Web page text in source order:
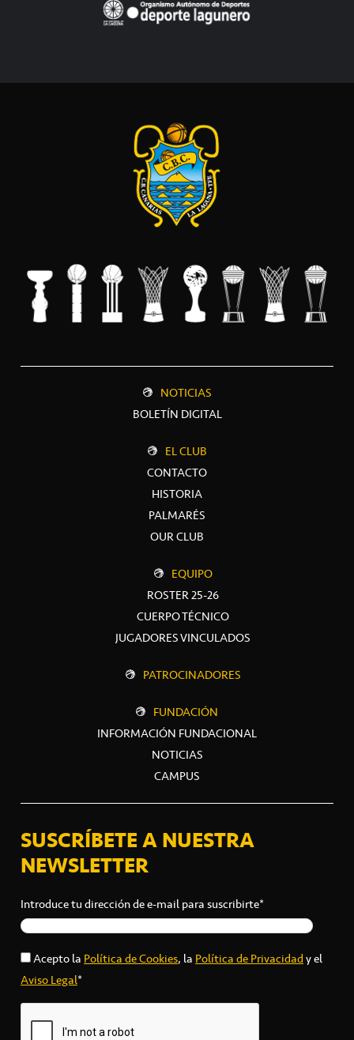
NOTICIAS
BOLETÍN DIGITAL
EL CLUB
CONTACTO
HISTORIA
PALMARÉS
OUR CLUB
EQUIPO
ROSTER 25-26
CUERPO TÉCNICO
JUGADORES VINCULADOS
PATROCINADORES
FUNDACIÓN
INFORMACIÓN FUNDACIONAL
NOTICIAS
CAMPUS
SUSCRÍBETE A NUESTRA
NEWSLETTER
Introduce tu dirección de e-mail para suscribirte*
Acepto laPolítica de Cookies, laPolítica de Privacidady el
Aviso Legal*